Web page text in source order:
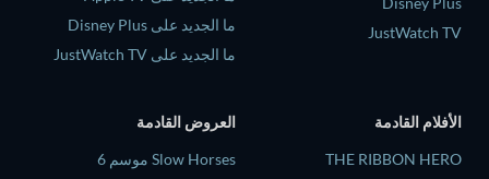
JustWatch TV
ما الجديد على Disney Plus
ما الجديد على JustWatch TV
الأفلام القادمة
THE RIBBON HERO
العروض القادمة
Slow Horses موسم 6